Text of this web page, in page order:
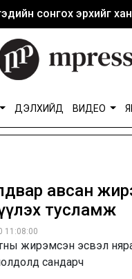
сонгох эрхийг
ДЭЛХИЙД ВИДЕО
авсан
тусламж
11:08:00
жирэмсэн эсвэл
сандарч